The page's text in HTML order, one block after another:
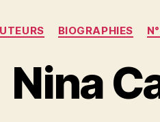
BIOGRAPHIES
Nina